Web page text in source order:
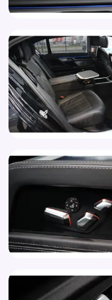
Rijstrooksensor
Ruitensproeiers/
Sluitbekrachtiging
Soft Close
Sportstuur
Start/stop systeem
Stoel ventilatie
Stoel ventilatie
Stoelventilatie
Stuurwielrand